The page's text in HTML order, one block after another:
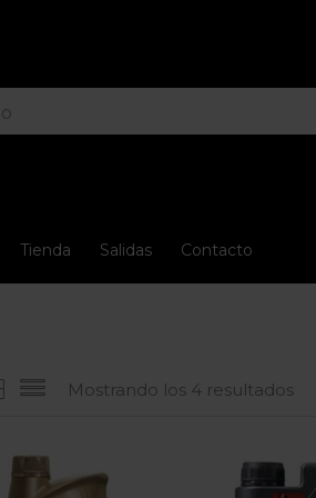
Tienda Salidas Contacto
Mostrando los 4 resultados